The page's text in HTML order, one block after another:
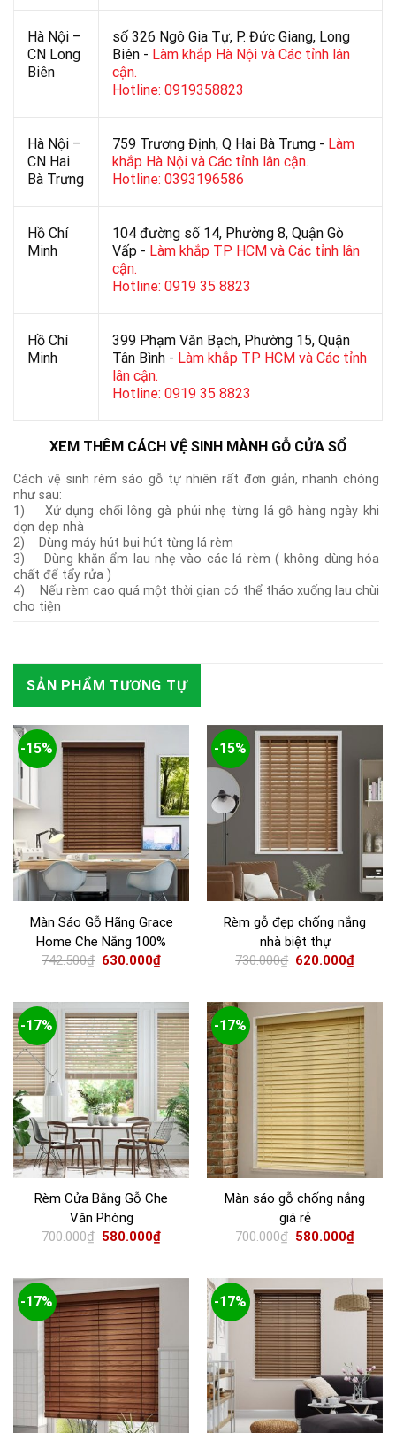
Hà Nội –
CN Long
Biên
số 326 Ngô Gia Tự, P. Đức Giang, Long
Biên - Làm khắp Hà Nội và Các tỉnh lân
cận.
Hotline: 0919358823
Hà Nội –
CN Hai
Bà Trưng
759 Trương Định, Q Hai Bà Trưng - Làm
khắp Hà Nội và Các tỉnh lân cận.
Hotline: 0393196586
Hồ Chí
Minh
104 đường số 14, Phường 8, Quận Gò
Vấp - Làm khắp TP HCM và Các tỉnh lân
cận.
Hotline: 0919 35 8823
Hồ Chí
Minh
399 Phạm Văn Bạch, Phường 15, Quận
Tân Bình - Làm khắp TP HCM và Các tỉnh
lân cận.
Hotline: 0919 35 8823
XEM THÊM CÁCH VỆ SINH MÀNH GỖ CỬA SỔ
Cách vệ sinh rèm sáo gỗ tự nhiên rất đơn giản, nhanh chóng
như sau:
1) Xử dụng chổi lông gà phủi nhẹ từng lá gỗ hàng ngày khi
dọn dẹp nhà
2) Dùng máy hút bụi hút từng lá rèm
3) Dùng khăn ẩm lau nhẹ vào các lá rèm ( không dùng hóa
chất để tẩy rửa )
4) Nếu rèm cao quá một thời gian có thể tháo xuống lau chùi
cho tiện
SẢN PHẨM TƯƠNG TỰ
-15%
Màn Sáo Gỗ Hãng Grace
Home Che Nắng 100%
742.500₫ 630.000₫
-15%
Rèm gỗ đẹp chống nắng
nhà biệt thự
730.000₫ 620.000₫
-17%
Rèm Cửa Bằng Gỗ Che
Văn Phòng
700.000₫ 580.000₫
-17%
Màn sáo gỗ chống nắng
giá rẻ
700.000₫ 580.000₫
-17% -17%